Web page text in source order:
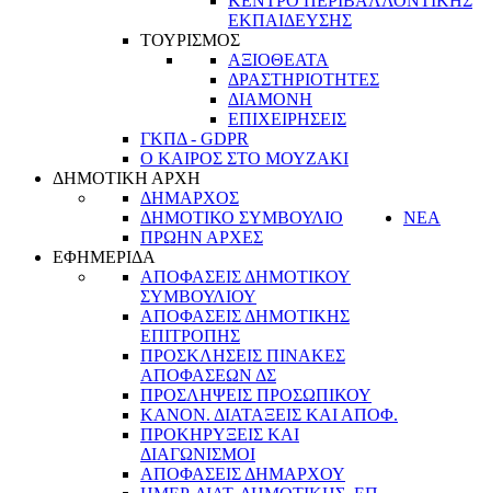
ΕΚΠΑΙΔΕΥΣΗΣ
ΤΟΥΡΙΣΜΟΣ
ΑΞΙΟΘΕΑΤΑ
ΔΡΑΣΤΗΡΙΟΤΗΤΕΣ
ΔΙΑΜΟΝΗ
ΕΠΙΧΕΙΡΗΣΕΙΣ
ΓΚΠΔ - GDPR
Ο ΚΑΙΡΟΣ ΣΤΟ ΜΟΥΖΑΚΙ
ΔΗΜΟΤΙΚΗ ΑΡΧΗ
ΔΗΜΑΡΧΟΣ
ΔΗΜΟΤΙΚΟ ΣΥΜΒΟΥΛΙΟ
ΠΡΩΗΝ ΑΡΧΕΣ
ΝΕΑ
ΕΦΗΜΕΡΙΔΑ
ΑΠΟΦΑΣΕΙΣ ΔΗΜΟΤΙΚΟΥ
ΣΥΜΒΟΥΛΙΟΥ
ΑΠΟΦΑΣΕΙΣ ΔΗΜΟΤΙΚΗΣ
ΕΠΙΤΡΟΠΗΣ
ΠΡΟΣΚΛΗΣΕΙΣ ΠΙΝΑΚΕΣ
ΑΠΟΦΑΣΕΩΝ ΔΣ
ΠΡΟΣΛΗΨΕΙΣ ΠΡΟΣΩΠΙΚΟΥ
ΚΑΝΟΝ. ΔΙΑΤΑΞΕΙΣ ΚΑΙ ΑΠΟΦ.
ΠΡΟΚΗΡΥΞΕΙΣ ΚΑΙ
ΔΙΑΓΩΝΙΣΜΟΙ
ΑΠΟΦΑΣΕΙΣ ΔΗΜΑΡΧΟΥ